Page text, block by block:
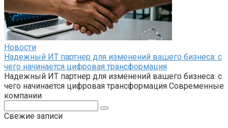
Новости
Надежный ИТ партнер для изменений вашего бизнеса: с
чего начинается цифровая трансформация
Надежный ИТ партнер для изменений вашего бизнеса: с
чего начинается цифровая трансформация Современные
компании
Свежие записи